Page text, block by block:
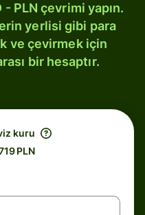
PLN çevrimi yapın.
yerlisi gibi para
ve çevirmek için
bir hesaptır.
kuru
PLN